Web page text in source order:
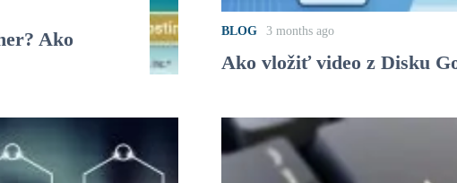
Ako
BLOG 3 months ago
Ako vložiť video z Disku